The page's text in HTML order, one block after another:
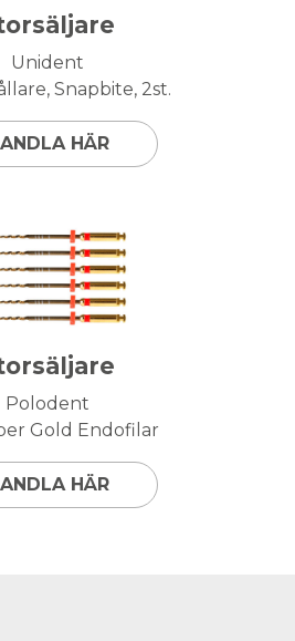
Unident
Snapbite, 2st.
HÄR
Polodent
Gold Endofilar
HÄR